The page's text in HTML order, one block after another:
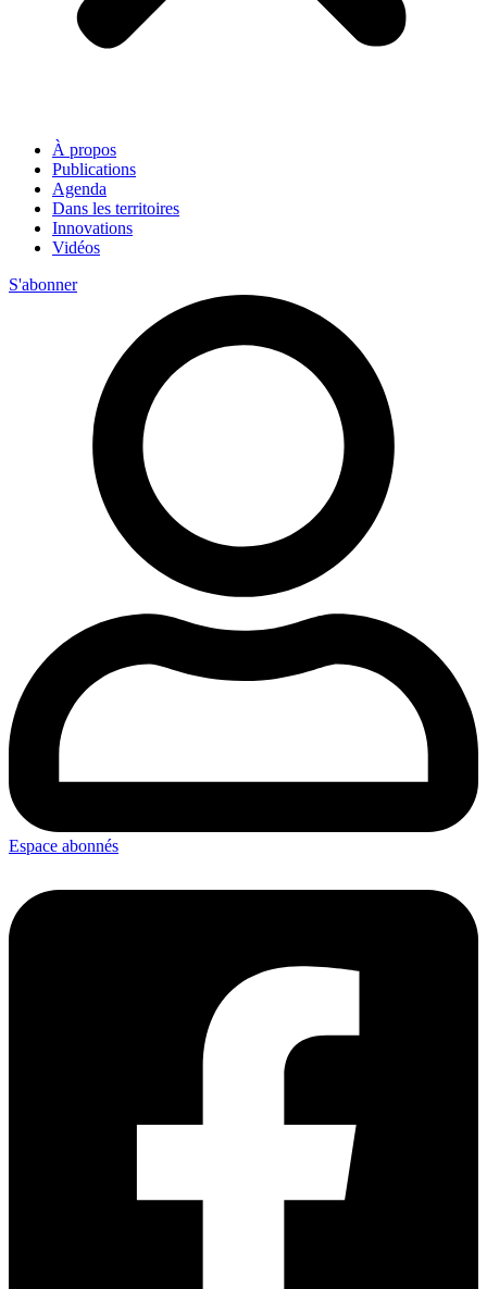
À propos
Publications
Agenda
Dans les territoires
Innovations
Vidéos
S'abonner
Espace abonnés